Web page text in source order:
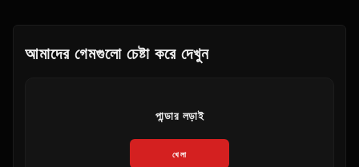
আমাদের গেমগুলো চেষ্টা করে দেখুন
পান্ডার লড়াই
খেলা